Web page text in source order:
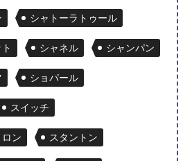
シャトーラトゥール
シャネル シャンパン
ショパール
スイッチ
ン スタントン